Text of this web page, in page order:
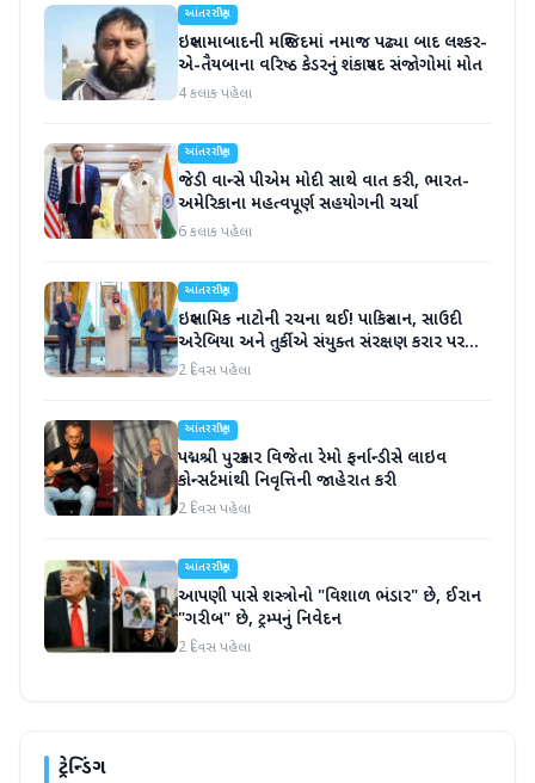
આંતરરાષ્ટ્રીય
ઇસ્લામાબાદની મસ્જિદમાં નમાજ પઢ્યા બાદ લશ્કર-
એ-તૈયબાના વરિષ્ઠ કેડરનું શંકાસ્પદ સંજોગોમાં મોત
4 કલાક પહેલા
આંતરરાષ્ટ્રીય
જેડી વાન્સે પીએમ મોદી સાથે વાત કરી, ભારત-
અમેરિકાના મહત્વપૂર્ણ સહયોગની ચર્ચા
6 કલાક પહેલા
આંતરરાષ્ટ્રીય
ઇસ્લામિક નાટોની રચના થઈ! પાકિસ્તાન, સાઉદી
અરેબિયા અને તુર્કીએ સંયુક્ત સંરક્ષણ કરાર પર
હસ્તાક્ષર
2 દિવસ પહેલા
આંતરરાષ્ટ્રીય
પદ્મશ્રી પુરસ્કાર વિજેતા રેમો ફર્નાન્ડીસે લાઇવ
કોન્સર્ટમાંથી નિવૃત્તિની જાહેરાત કરી
2 દિવસ પહેલા
આંતરરાષ્ટ્રીય
આપણી પાસે શસ્ત્રોનો "વિશાળ ભંડાર" છે, ઈરાન
"ગરીબ" છે, ટ્રમ્પનું નિવેદન
2 દિવસ પહેલા
ટ્રેન્ડિંગ